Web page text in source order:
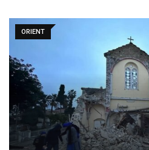
ORIENT